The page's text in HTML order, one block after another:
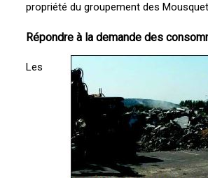
propriété du groupement des
Répondre à la demande des
Les